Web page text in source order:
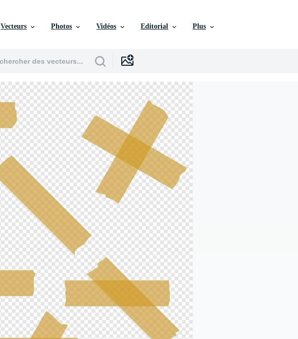
Vecteurs Photos Vidéos Editorial Plus